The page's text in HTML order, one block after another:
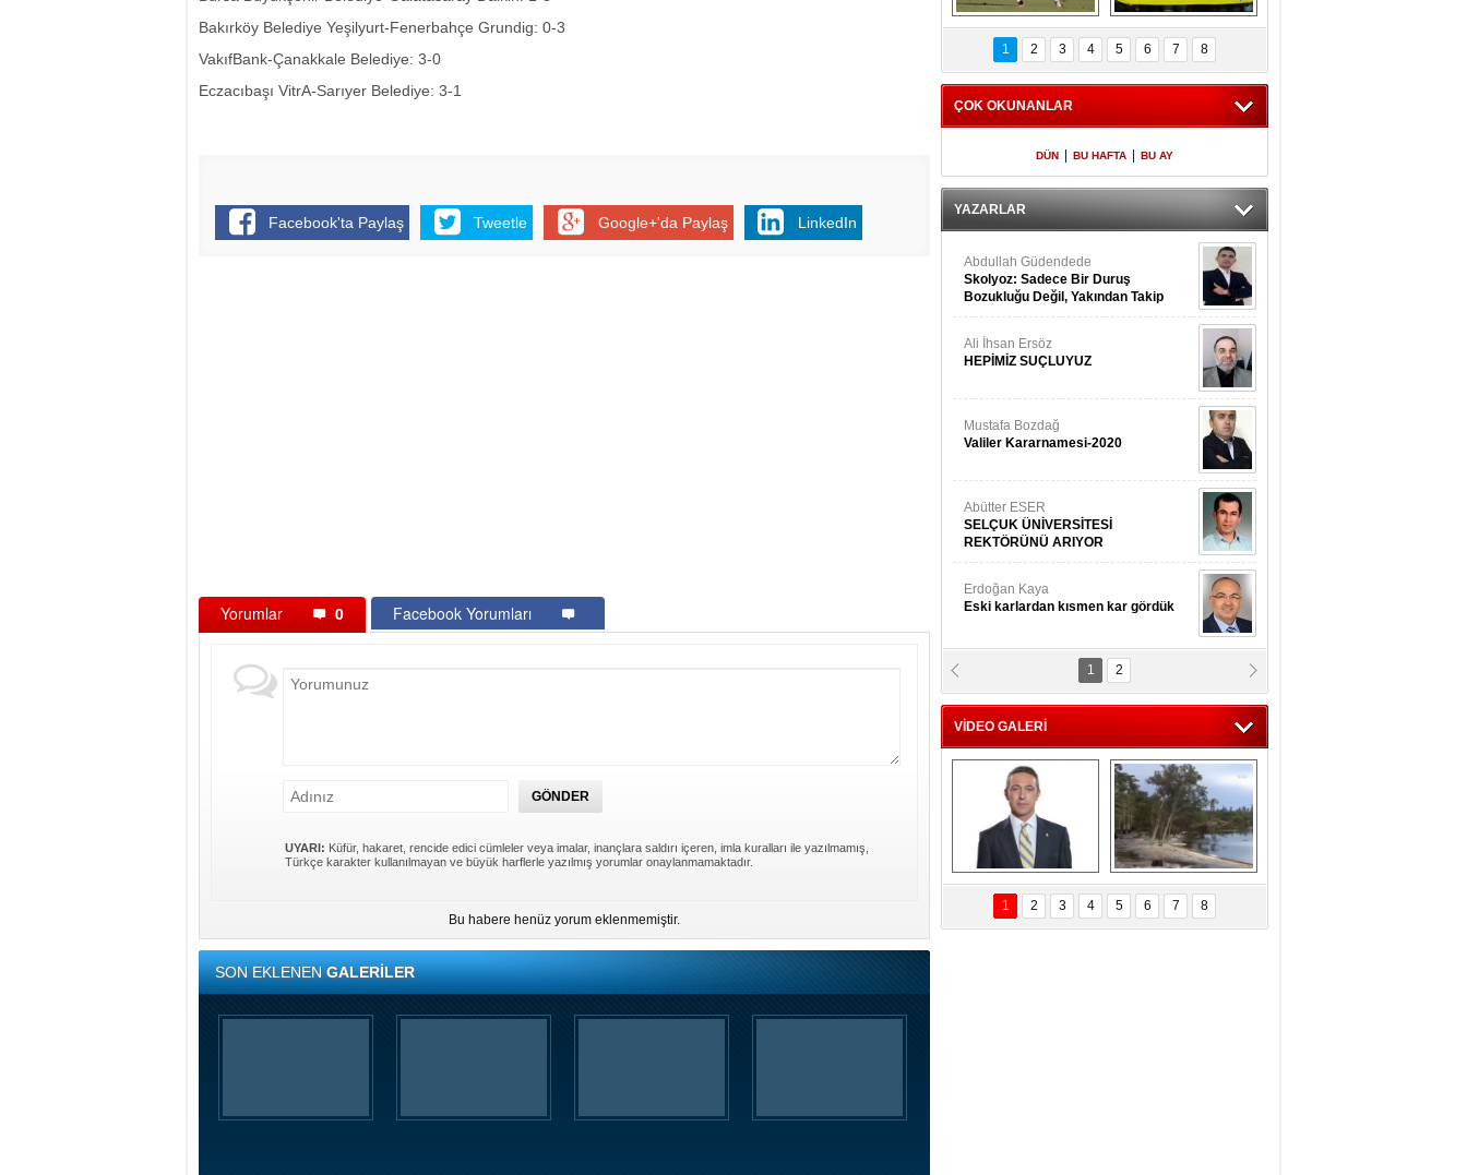
Bakırköy Belediye Yeşilyurt-Fenerbahçe Grundig: 0-3
VakıfBank-Çanakkale Belediye: 3-0
Eczacıbaşı VitrA-Sarıyer Belediye: 3-1
Facebook'ta Paylaş Tweetle Google+'da Paylaş LinkedIn
Yorumlar 0 Facebook Yorumları
UYARI: Küfür, hakaret, rencide edici cümleler veya imalar, inançlara saldırı içeren, imla kuralları ile yazılmamış,
Türkçe karakter kullanılmayan ve büyük harflerle yazılmış yorumlar onaylanmamaktadır.
Bu habere henüz yorum eklenmemiştir.
SON EKLENENGALERİLER
Fenerbahçe
Voluntari 3 golle
geçti
Futbolun adresi beş
ülke...
1 2 3 4 5 6 7 8
ÇOK OKUNANLAR
DÜN BU HAFTA BU AY
YAZARLAR
Abdullah Güdendede
Skolyoz: Sadece Bir Duruş
Bozukluğu Değil, Yakından Takip
Gerekir
Ali İhsan Ersöz
HEPİMİZ SUÇLUYUZ
Mustafa Bozdağ
Valiler Kararnamesi-2020
Abütter ESER
SELÇUK ÜNİVERSİTESİ
REKTÖRÜNÜ ARIYOR
Erdoğan Kaya
Eski karlardan kısmen kar gördük
Yrd.Doç.Dr. İbrahim BAYKAN
Hüseyin Gök
Zaman ve İnsan
1 2
VİDEO GALERİ
Ali Koç'tan  Lefter
sezonunda herkesi
yeniden saygıya
davet!
Ağaçlar 5 Saniyede
Kayboldu!
SubhanAllah!
1 2 3 4 5 6 7 8